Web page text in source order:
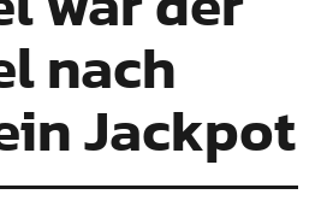
nach
Jackpot